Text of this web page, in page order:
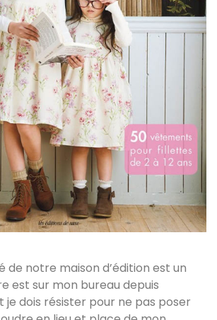
de notre maison d’édition est un
est sur mon bureau depuis
je dois résister pour ne pas poser